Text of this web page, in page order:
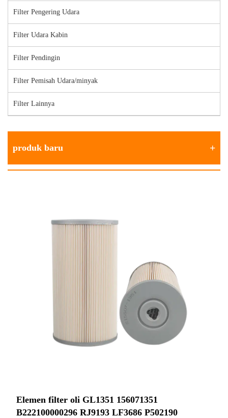
Filter Pengering Udara
Filter Udara Kabin
Filter Pendingin
Filter Pemisah Udara/minyak
Filter Lainnya
produk baru
Elemen filter oli GL1351 156071351
B222100000296 RJ9193 LF3686 P502190